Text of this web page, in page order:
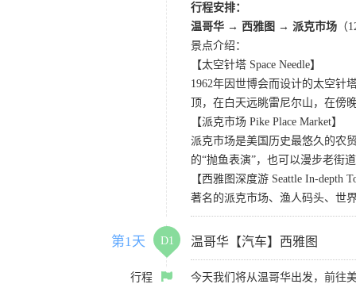
行程安排：
温哥华 → 西雅图 → 派克市场 （
景点介绍：
【太空针塔 Space Needle】
1962年因世博会而设计的太空针
顶，在白天远眺雷尼尔山，在傍
【派克市场 Pike Place Market】
派克市场是美国历史最悠久的农
的“抛鱼表演”，也可以漫步老街
【西雅图深度游 Seattle In-depth
著名的派克市场、渔人码头、世
第1天 D1 温哥华【汽车】西雅图
行程 今天我们将从温哥华出发，前往